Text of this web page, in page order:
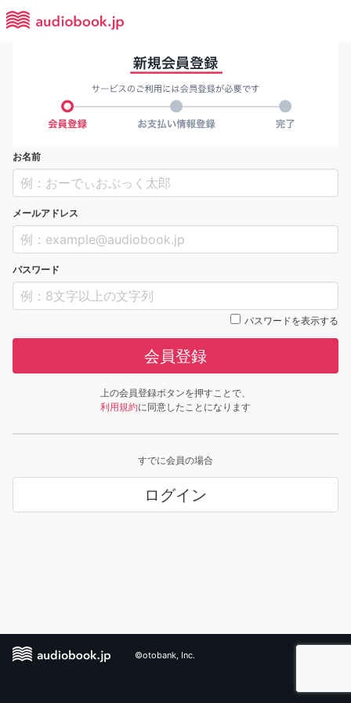
お名前
メールアドレス
パスワード
パスワードを表示する
会員登録
上の会員登録ボタンを押すことで、
利用規約に同意したことになります
すでに会員の場合
ログイン
©otobank, Inc.